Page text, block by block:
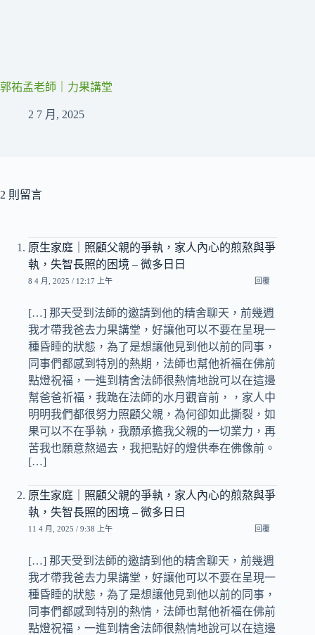
郭祐孟老師｜力果講堂
2 7 月, 2025
2 則留言
原生家庭｜照顧父親的爭執，家人內心的煎熬與爭
執，失智長照的困境 – 微多日日
8 4 月, 2025 / 12:17 上午 回覆
[…] 那天受到法師的邀請到他的精舍聊天，前幾週
我才帶我爸去力果講堂，好讓他可以不要在呈現一
種昏睡的狀態，為了是想讓他見到他以前的同事，
同事們都感到特別的熱期，法師也幫他祈福在佛前
點燈祝福，一進到精舍法師很熱情地說可以在這邊
幫爸爸祈福，我跪在法師的水月觀音前，，家人中
明明我們都很努力照顧父親，為何卻如此撕裂，如
果可以不在爭執，我願承擔我父親的一切業力，再
苦我也願意熬過去，我把點好的燈供奉在佛像前。
[…]
原生家庭｜照顧父親的爭執，家人內心的煎熬與爭
執，失智長照的困境 – 微多日日
11 4 月, 2025 / 9:38 上午 回覆
[…] 那天受到法師的邀請到他的精舍聊天，前幾週
我才帶我爸去力果講堂，好讓他可以不要在呈現一
種昏睡的狀態，為了是想讓他見到他以前的同事，
同事們都感到特別的熱情，法師也幫他祈福在佛前
點燈祝福，一進到精舍法師很熱情地說可以在這邊